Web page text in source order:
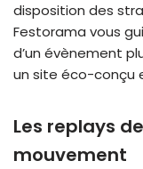
disposition des
Festorama vous
d’un évènement
un site éco-conçu
Les replays
mouvement